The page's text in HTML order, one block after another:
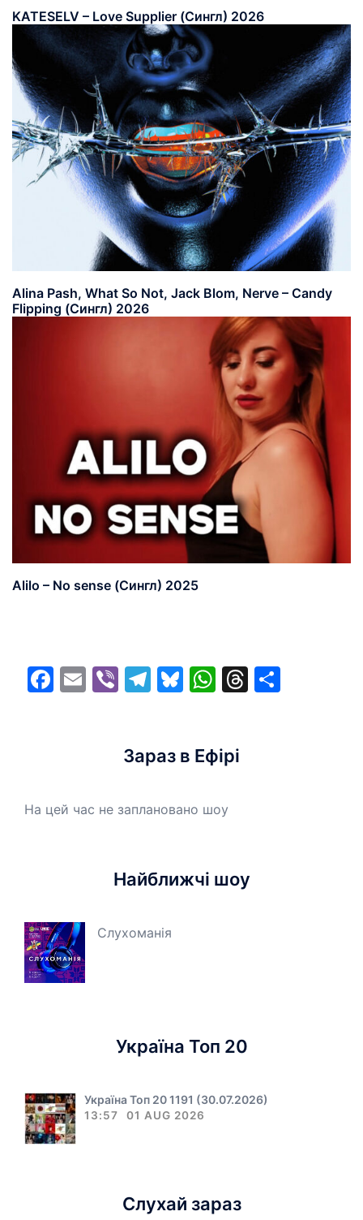
KATESELV – Love Supplier (Сингл) 2026
Alina Pash, What So Not, Jack Blom, Nerve – Candy
Flipping (Сингл) 2026
Alilo – No sense (Сингл) 2025
Facebook
EmailViberTelegram
Bluesky
WhatsApp
Threads
Зараз в Ефірі
На цей час не заплановано шоу
Найближчі шоу
Слухоманія
Україна Топ 20
Україна Топ 20 1191 (30.07.2026)
13:57 01 AUG 2026
Слухай зараз